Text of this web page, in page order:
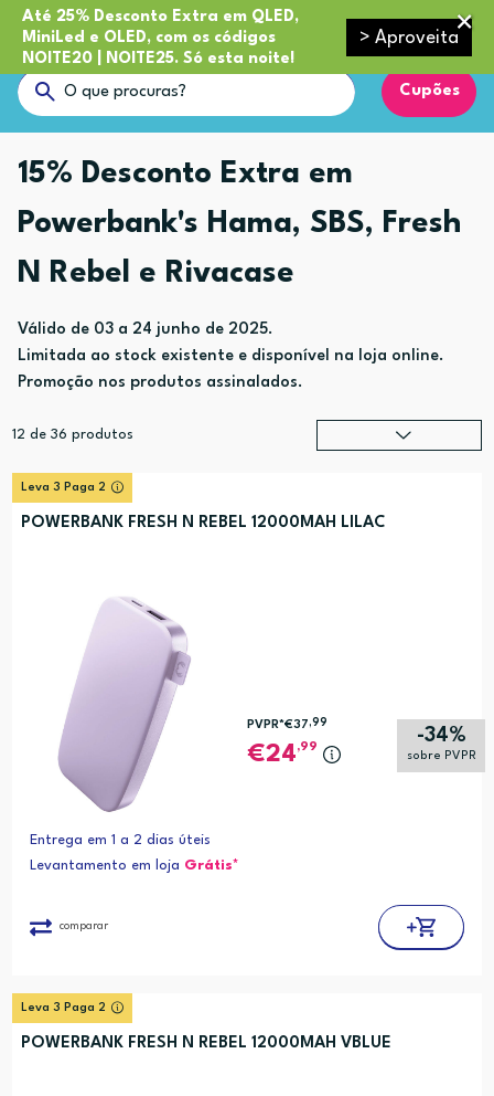
Até 25% Desconto Extra em QLED,
MiniLed e OLED, com os códigos
NOITE20 | NOITE25. Só esta noite!
> Aproveita
Cupões
15% Desconto Extra em
Powerbank's Hama, SBS, Fresh
N Rebel e Rivacase
Válido de 03 a 24 junho de 2025.
Limitada ao stock existente e disponível na loja online.
Promoção nos produtos assinalados.
12 de 36 produtos
Leva 3 Paga 2
POWERBANK FRESH N REBEL 12000MAH LILAC
-34%
sobre PVPR
PVPR*€37 ,99
24,99
Entrega em 1 a 2 dias úteis
Levantamento em loja Grátis*
comparar
Leva 3 Paga 2
POWERBANK FRESH N REBEL 12000MAH VBLUE